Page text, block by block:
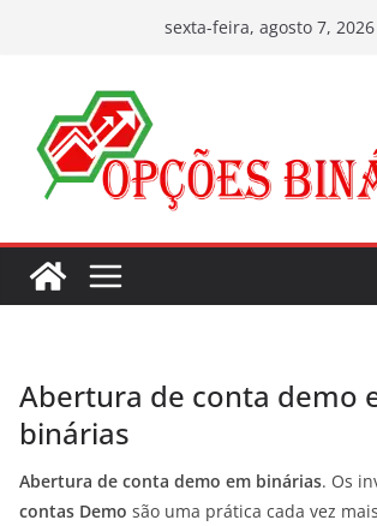
conteúdo
sexta-feira, agosto 7, 2026
Abertura de conta demo
binárias
Abertura de conta demo em binárias. Os
contas Demo são uma prática cada vez